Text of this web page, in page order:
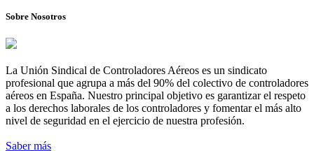
Sobre Nosotros
La Unión Sindical de Controladores Aéreos es un sindicato
profesional que agrupa a más del 90% del colectivo de controladores
aéreos en España. Nuestro principal objetivo es garantizar el respeto
a los derechos laborales de los controladores y fomentar el más alto
nivel de seguridad en el ejercicio de nuestra profesión.
Saber más